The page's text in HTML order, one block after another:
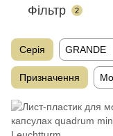
Фільтр 2
Серія GRANDE
Призначення